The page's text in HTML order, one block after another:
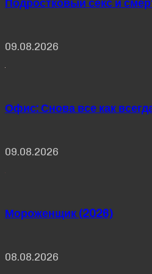
Подростковый секс и
09.08.2026
Офис: Снова все как
09.08.2026
Мороженщик (2026)
08.08.2026